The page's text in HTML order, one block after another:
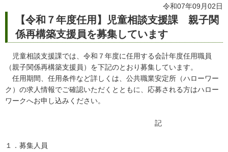
令和07年09月02日
【令和７年度任用】児童相談支援課 親子関
係再構築支援員を募集しています
児童相談支援課では、令和７年度に任用する会計年度任用職員
（親子関係再構築支援員）を下記のとおり募集しています。
任用期間、任用条件など詳しくは、公共職業安定所（ハローワー
ク）の求人情報でご確認いただくとともに、応募される方はハロー
ワークへお申し込みください。
記
１．募集人員